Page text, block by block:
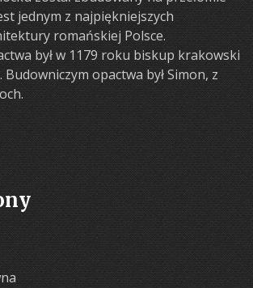
jednym z najpiękniejszych
romańskiej Polsce.
był w 1179 roku biskup krakowski
Budowniczym opactwa był Simon, z